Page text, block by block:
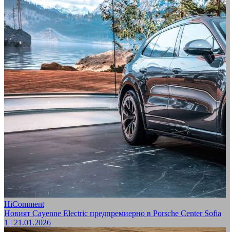
HiComment
Новият Cayenne Electric предпремиерно в Porsche Center Sofia
1 | 21.01.2026